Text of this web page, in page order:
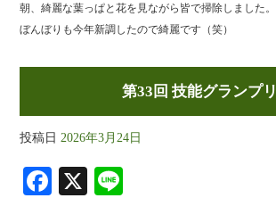
朝、綺麗な葉っぱと花を見ながら皆で掃除しました。
ぼんぼりも今年新調したので綺麗です（笑）
第33回 技能グランプリ
投稿日 2026年3月24日
Fa X